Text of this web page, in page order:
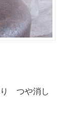
つや消し